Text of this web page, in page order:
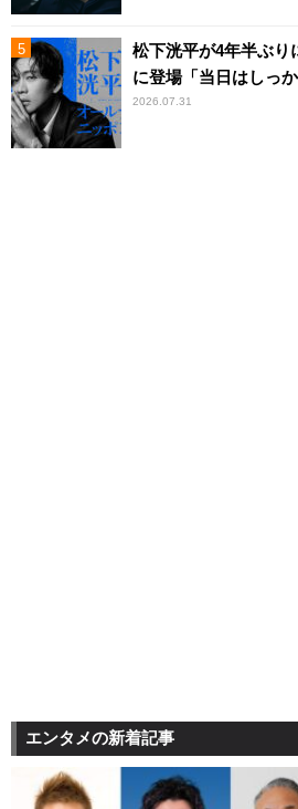
松下洸平が4年半ぶり
に登場「当日はしっ
2026.07.31
エンタメの新着記事